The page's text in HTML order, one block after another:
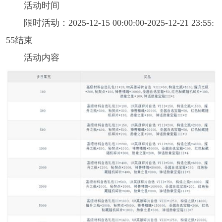
活动时间
限时活动：2025-12-15 00:00:00-2025-12-21 23:55:
55结束
活动内容